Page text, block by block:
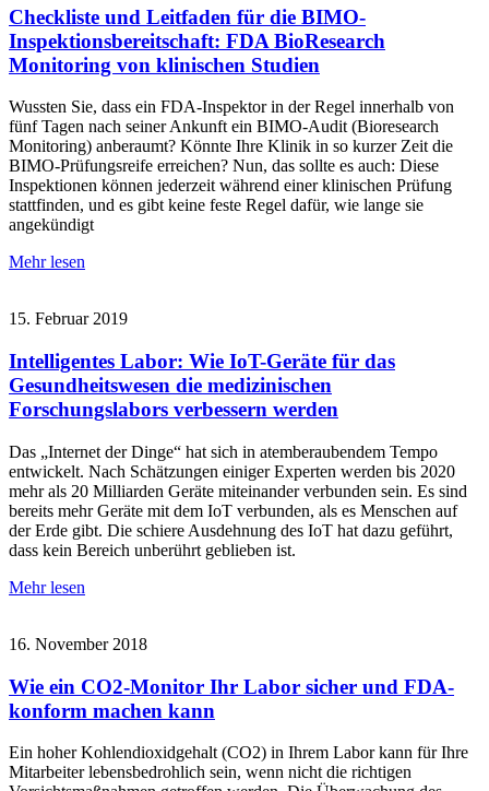
Checkliste und Leitfaden für die BIMO-
Inspektionsbereitschaft: FDA BioResearch
Monitoring von klinischen Studien
Wussten Sie, dass ein FDA-Inspektor in der Regel innerhalb von
fünf Tagen nach seiner Ankunft ein BIMO-Audit (Bioresearch
Monitoring) anberaumt? Könnte Ihre Klinik in so kurzer Zeit die
BIMO-Prüfungsreife erreichen? Nun, das sollte es auch: Diese
Inspektionen können jederzeit während einer klinischen Prüfung
stattfinden, und es gibt keine feste Regel dafür, wie lange sie
angekündigt
Mehr lesen
15. Februar 2019
Intelligentes Labor: Wie IoT-Geräte für das
Gesundheitswesen die medizinischen
Forschungslabors verbessern werden
Das „Internet der Dinge“ hat sich in atemberaubendem Tempo
entwickelt. Nach Schätzungen einiger Experten werden bis 2020
mehr als 20 Milliarden Geräte miteinander verbunden sein. Es sind
bereits mehr Geräte mit dem IoT verbunden, als es Menschen auf
der Erde gibt. Die schiere Ausdehnung des IoT hat dazu geführt,
dass kein Bereich unberührt geblieben ist.
Mehr lesen
16. November 2018
Wie ein CO2-Monitor Ihr Labor sicher und FDA-
konform machen kann
Ein hoher Kohlendioxidgehalt (CO2) in Ihrem Labor kann für Ihre
Mitarbeiter lebensbedrohlich sein, wenn nicht die richtigen